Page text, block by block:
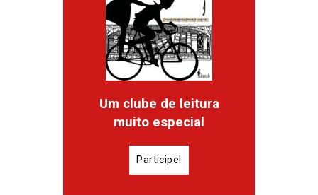
Um clube de leitura
muito especial
Participe!